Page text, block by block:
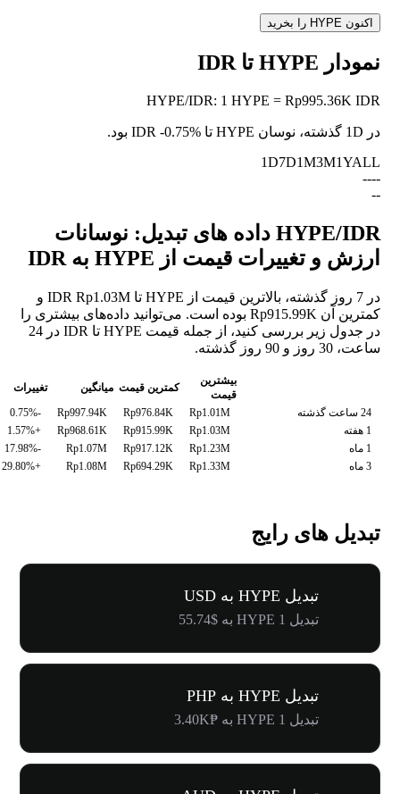
اکنون HYPE را بخرید
نمودار HYPE تا IDR
HYPE/IDR: 1 HYPE = Rp995.36K IDR
در 1D گذشته، نوسان HYPE تا IDR -0.75%
بود.
1D7D1M3M1YALL
--
--
--
HYPE/IDR داده های تبدیل: نوسانات
ارزش و تغییرات قیمت از HYPE به IDR
در 7 روز گذشته، بالاترین قیمت از HYPE تا IDR Rp1.03M و
کمترین آن Rp915.99K بوده است. می‌توانید داده‌های بیشتری را
در جدول زیر بررسی کنید، از جمله قیمت HYPE تا IDR در 24
ساعت، 30 روز و 90 روز گذشته.
بیشترین
قیمت
کمترین قیمت میانگین
تغییرات
24 ساعت گذشته
Rp1.01M
Rp976.84K
Rp997.94K
-0.75%
1 هفته
Rp1.03M
Rp915.99K
Rp968.61K
+1.57%
1 ماه
Rp1.23M
Rp917.12K
Rp1.07M
-17.98%
3 ماه
Rp1.33M
Rp694.29K
Rp1.08M
+29.80%
تبدیل های رایج
تبدیل HYPE به USD
تبدیل 1 HYPE به $55.74
تبدیل HYPE به PHP
تبدیل 1 HYPE به ₱3.40K